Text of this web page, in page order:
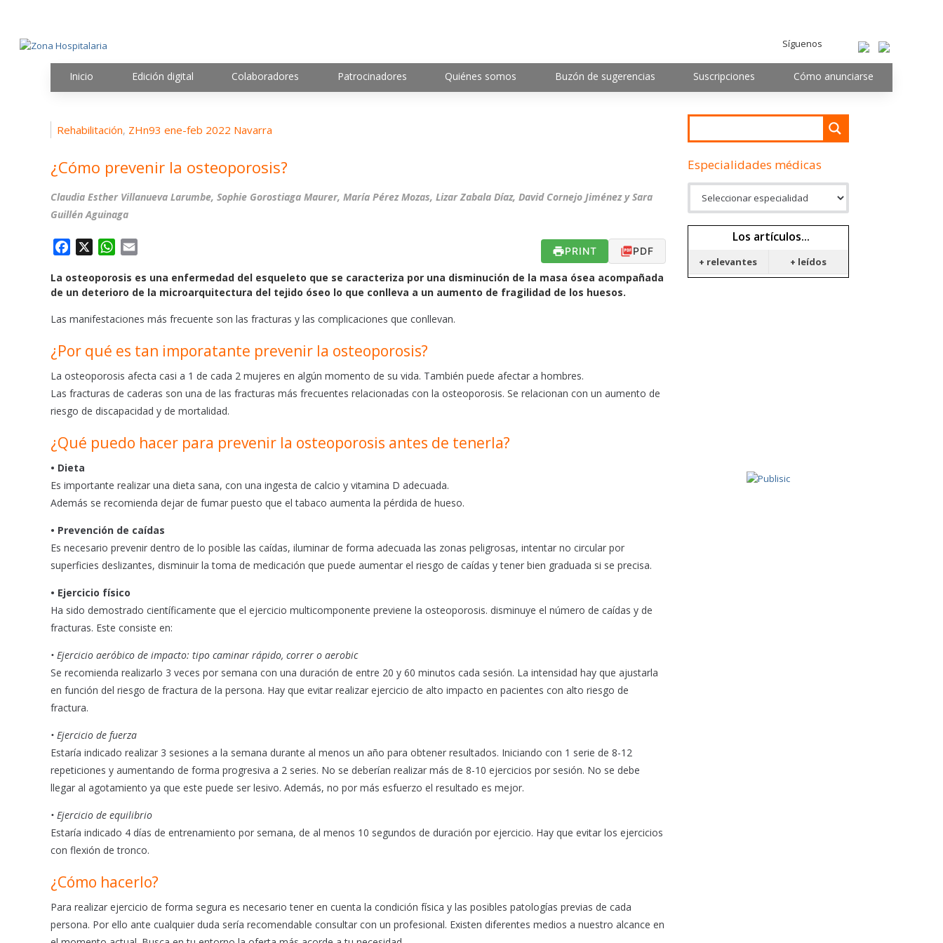
Síguenos
Inicio Edición digital Colaboradores Patrocinadores Quiénes somos Buzón de sugerencias Suscripciones Cómo anunciarse
Rehabilitación, ZHn93 ene-feb 2022 Navarra
¿Cómo prevenir la osteoporosis?
Claudia Esther Villanueva Larumbe, Sophie Gorostiaga Maurer, María Pérez Mozas, Lizar Zabala Díaz, David Cornejo Jiménez y Sara
Guillén Aguinaga
c
e
b
o
W
a
t
s
p
a
i
l
PRINT PDF
La osteoporosis es una enfermedad del esqueleto que se caracteriza por una disminución de la masa ósea acompañada
de un deterioro de la microarquitectura del tejido óseo lo que conlleva a un aumento de fragilidad de los huesos.
Las manifestaciones más frecuente son las fracturas y las complicaciones que conllevan.
¿Por qué es tan imporatante prevenir la osteoporosis?
La osteoporosis afecta casi a 1 de cada 2 mujeres en algún momento de su vida. También puede afectar a hombres.
Las fracturas de caderas son una de las fracturas más frecuentes relacionadas con la osteoporosis. Se relacionan con un aumento de
riesgo de discapacidad y de mortalidad.
¿Qué puedo hacer para prevenir la osteoporosis antes de tenerla?
• Dieta
Es importante realizar una dieta sana, con una ingesta de calcio y vitamina D adecuada.
Además se recomienda dejar de fumar puesto que el tabaco aumenta la pérdida de hueso.
• Prevención de caídas
Es necesario prevenir dentro de lo posible las caídas, iluminar de forma adecuada las zonas peligrosas, intentar no circular por
superficies deslizantes, disminuir la toma de medicación que puede aumentar el riesgo de caídas y tener bien graduada si se precisa.
• Ejercicio físico
Ha sido demostrado científicamente que el ejercicio multicomponente previene la osteoporosis. disminuye el número de caídas y de
fracturas. Este consiste en:
• Ejercicio aeróbico de impacto: tipo caminar rápido, correr o aerobic
Se recomienda realizarlo 3 veces por semana con una duración de entre 20 y 60 minutos cada sesión. La intensidad hay que ajustarla
en función del riesgo de fractura de la persona. Hay que evitar realizar ejercicio de alto impacto en pacientes con alto riesgo de
fractura.
• Ejercicio de fuerza
Estaría indicado realizar 3 sesiones a la semana durante al menos un año para obtener resultados. Iniciando con 1 serie de 8-12
repeticiones y aumentando de forma progresiva a 2 series. No se deberían realizar más de 8-10 ejercicios por sesión. No se debe
llegar al agotamiento ya que este puede ser lesivo. Además, no por más esfuerzo el resultado es mejor.
• Ejercicio de equilibrio
Estaría indicado 4 días de entrenamiento por semana, de al menos 10 segundos de duración por ejercicio. Hay que evitar los ejercicios
con flexión de tronco.
¿Cómo hacerlo?
Para realizar ejercicio de forma segura es necesario tener en cuenta la condición física y las posibles patologías previas de cada
persona. Por ello ante cualquier duda sería recomendable consultar con un profesional. Existen diferentes medios a nuestro alcance en
Especialidades médicas
Los artículos...
+ relevantes + leídos